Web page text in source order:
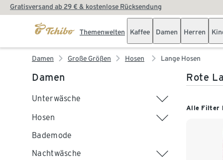
Gratisversand ab 29 € & kostenlose Rücksendung
Themenwelten Kaffee Damen Herren
Damen Große Größen Hosen Lange Hosen
Damen
Unterwäsche
Hosen
Bademode
Nachtwäsche
Rote
Alle Filter